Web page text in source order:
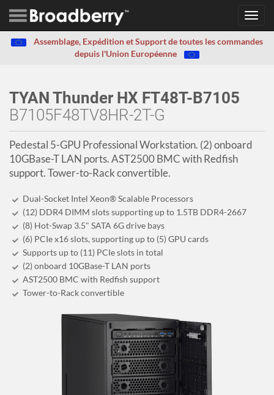
Assemblage, Expédition et Support de toutes les commandes
depuis l'Union Européenne
TYAN Thunder HX FT48T-B7105
B7105F48TV8HR-2T-G
Pedestal 5-GPU Professional Workstation. (2) onboard
10GBase-T LAN ports. AST2500 BMC with Redfish
support. Tower-to-Rack convertible.
Dual-Socket Intel Xeon® Scalable Processors
(12) DDR4 DIMM slots supporting up to 1.5TB DDR4-2667
(8) Hot-Swap 3.5" SATA 6G drive bays
(6) PCIe x16 slots, supporting up to (5) GPU cards
Supports up to (11) PCIe slots in total
(2) onboard 10GBase-T LAN ports
AST2500 BMC with Redfish support
Tower-to-Rack convertible